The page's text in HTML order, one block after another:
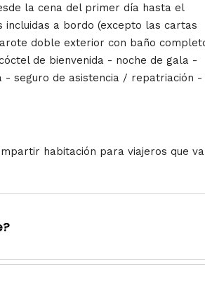
la cena del primer día hasta el
a bordo (excepto las cartas
doble exterior con baño
de bienvenida - noche de gala -
- seguro de asistencia / repatriación -
habitación para viajeros que